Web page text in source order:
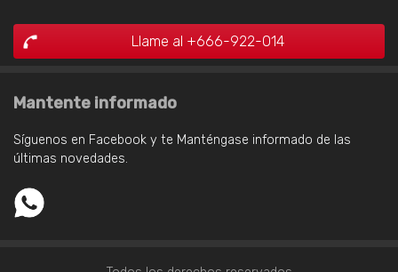
Llame al +666-922-014
Mantente informado
Síguenos en Facebook y te Manténgase informado de las
últimas novedades.